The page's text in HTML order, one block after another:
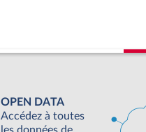
OPEN DATA
Accédez à toutes